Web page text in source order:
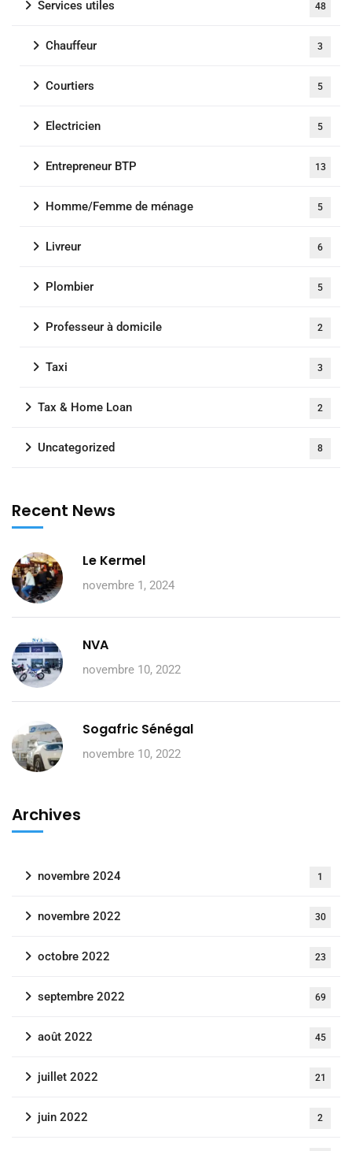
Services utiles 48
Chauffeur 3
Courtiers 5
Electricien 5
Entrepreneur BTP 13
Homme/Femme de ménage 5
Livreur 6
Plombier 5
Professeur à domicile 2
Taxi 3
Tax & Home Loan 2
Uncategorized 8
Recent News
Le Kermel
novembre 1, 2024
NVA
novembre 10, 2022
Sogafric Sénégal
novembre 10, 2022
Archives
novembre 2024 1
novembre 2022 30
octobre 2022 23
septembre 2022 69
août 2022 45
juillet 2022 21
juin 2022 2